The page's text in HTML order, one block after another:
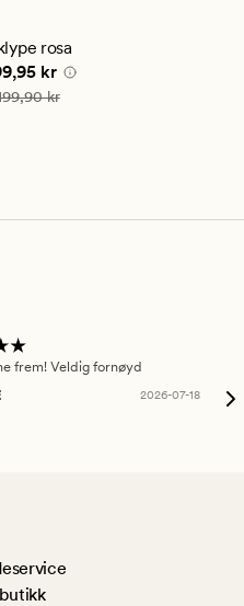
rosa
pris
kr
pris 199,90 kr
kr
frem! Veldig fornøyd
2026-07-18